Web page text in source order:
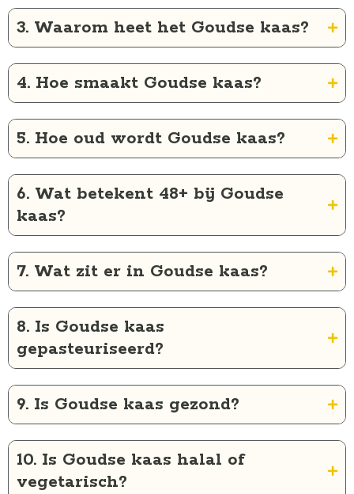
3. Waarom heet het Goudse kaas?
4. Hoe smaakt Goudse kaas?
5. Hoe oud wordt Goudse kaas?
6. Wat betekent 48+ bij Goudse
kaas?
7. Wat zit er in Goudse kaas?
8. Is Goudse kaas
gepasteuriseerd?
9. Is Goudse kaas gezond?
10. Is Goudse kaas halal of
vegetarisch?